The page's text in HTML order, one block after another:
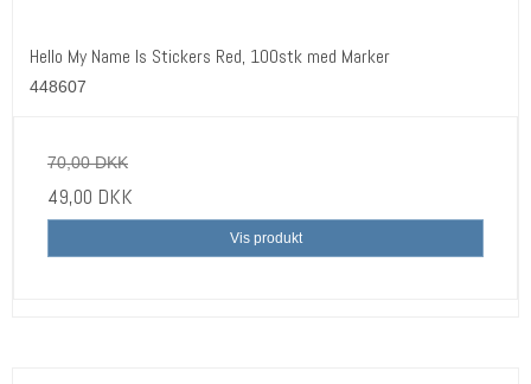
Hello My Name Is Stickers Red, 100stk med Marker
448607
70,00 DKK
49,00 DKK
Vis produkt